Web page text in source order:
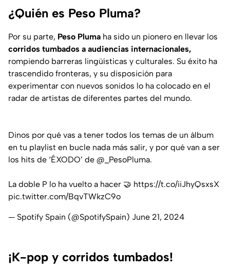
¿Quién es Peso Pluma?
Por su parte, Peso Pluma ha sido un pionero en llevar los
corridos tumbados a audiencias internacionales,
rompiendo barreras lingüísticas y culturales. Su éxito ha
trascendido fronteras, y su disposición para
experimentar con nuevos sonidos lo ha colocado en el
radar de artistas de diferentes partes del mundo.
Dinos por qué vas a tener todos los temas de un álbum
en tu playlist en bucle nada más salir, y por qué van a ser
los hits de ‘ÉXODO’ de @_PesoPluma.
La doble P lo ha vuelto a hacer 🤝 https://t.co/iiJhyQsxsX
pic.twitter.com/BqvTWkzC9o
— Spotify Spain (@SpotifySpain) June 21, 2024
¡K-pop y corridos tumbados!